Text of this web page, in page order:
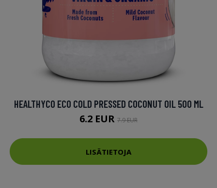
HEALTHYCO ECO COLD PRESSED COCONUT OIL 500 ML
6.2 EUR 7.9 EUR
LISÄTIETOJA